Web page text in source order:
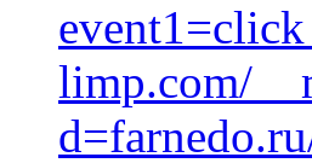
limp.com/